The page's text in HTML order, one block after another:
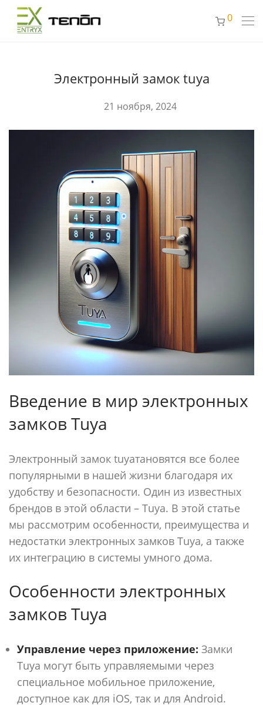
0
Электронный замок tuya
21 ноября, 2024
Введение в мир электронных
замков Tuya
Электронный замок tuyaтановятся все более
популярными в нашей жизни благодаря их
удобству и безопасности. Один из известных
брендов в этой области – Tuya. В этой статье
мы рассмотрим особенности, преимущества и
недостатки электронных замков Tuya, а также
их интеграцию в системы умного дома.
Особенности электронных
замков Tuya
Управление через приложение: Замки
Tuya могут быть управляемыми через
специальное мобильное приложение,
доступное как для iOS, так и для Android.